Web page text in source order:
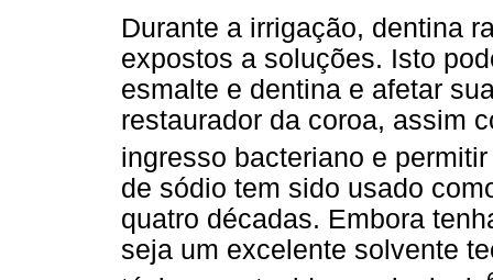
Durante a irrigação, dentina
expostos a soluções. Isto
esmalte e dentina e afetar
restaurador da coroa, assim
ingresso bacteriano e
de sódio tem sido usado
quatro décadas. Embora
seja um excelente solvente